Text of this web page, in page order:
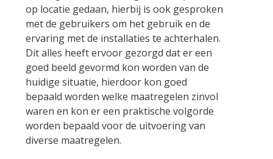
op locatie gedaan, hierbij is ook gesproken
met de gebruikers om het gebruik en de
ervaring met de installaties te achterhalen.
Dit alles heeft ervoor gezorgd dat er een
goed beeld gevormd kon worden van de
huidige situatie, hierdoor kon goed
bepaald worden welke maatregelen zinvol
waren en kon er een praktische volgorde
worden bepaald voor de uitvoering van
diverse maatregelen.